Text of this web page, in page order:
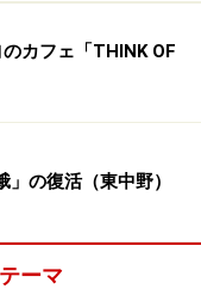
容をご確認くださ
たは記事公開時点で
次のページへ
カフェ「THINK OF
の復活（東中野）
ーマ